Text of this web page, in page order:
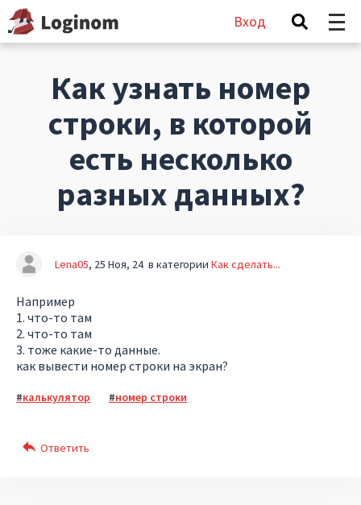
Вход
Как узнать номер
строки, в которой
есть несколько
разных данных?
Lena05 25 Ноя, 24 в категории Как сделать...
Например
1. что-то там
2. что-то там
3. тоже какие-то данные.
как вывести номер строки на экран?
калькулятор номер строки